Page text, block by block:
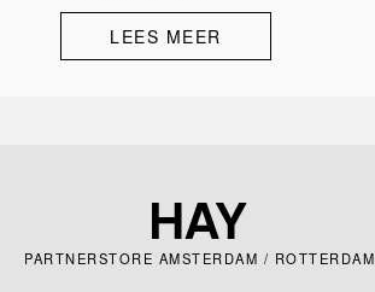
LEES MEER
PARTNERSTORE AMSTERDAM / ROTTERDAM